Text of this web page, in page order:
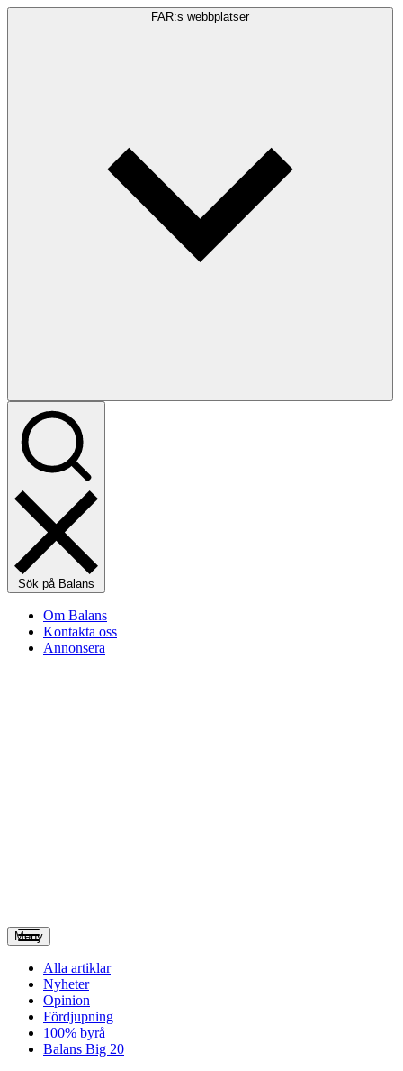
FAR:s webbplatser
Sök på Balans
Om Balans
Kontakta oss
Annonsera
Meny
Alla artiklar
Nyheter
Opinion
Fördjupning
100% byrå
Balans Big 20